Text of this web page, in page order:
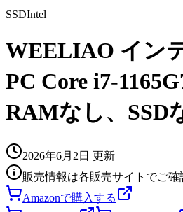
SSDIntel
WEELIAO イン
PC Core i7-
RAMなし、SSD
2026年6月2日 更新
販売情報は各販売サイトでご確
Amazonで購入する